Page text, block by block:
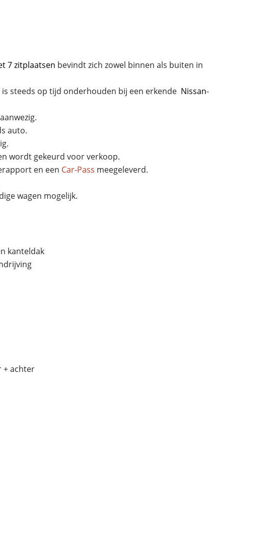
7 zitplaatsen bevindt zich zowel binnen als buiten in
steeds op tijd onderhouden bij een erkende Nissan-
auto.
wordt gekeurd voor verkoop.
en een Car-Pass meegeleverd.
wagen mogelijk.
kanteldak
+ achter